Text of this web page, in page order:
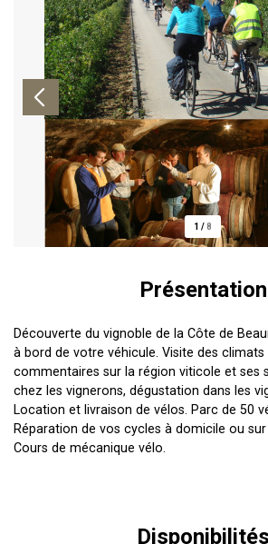
1 /8
Présentation
Découverte du vignoble de la Côte de
à bord de votre véhicule. Visite des climats
commentaires sur la région viticole et ses
chez les vignerons, dégustation dans les
Location et livraison de vélos. Parc de 50
Réparation de vos cycles à domicile ou sur
Cours de mécanique vélo.
Disponibilités